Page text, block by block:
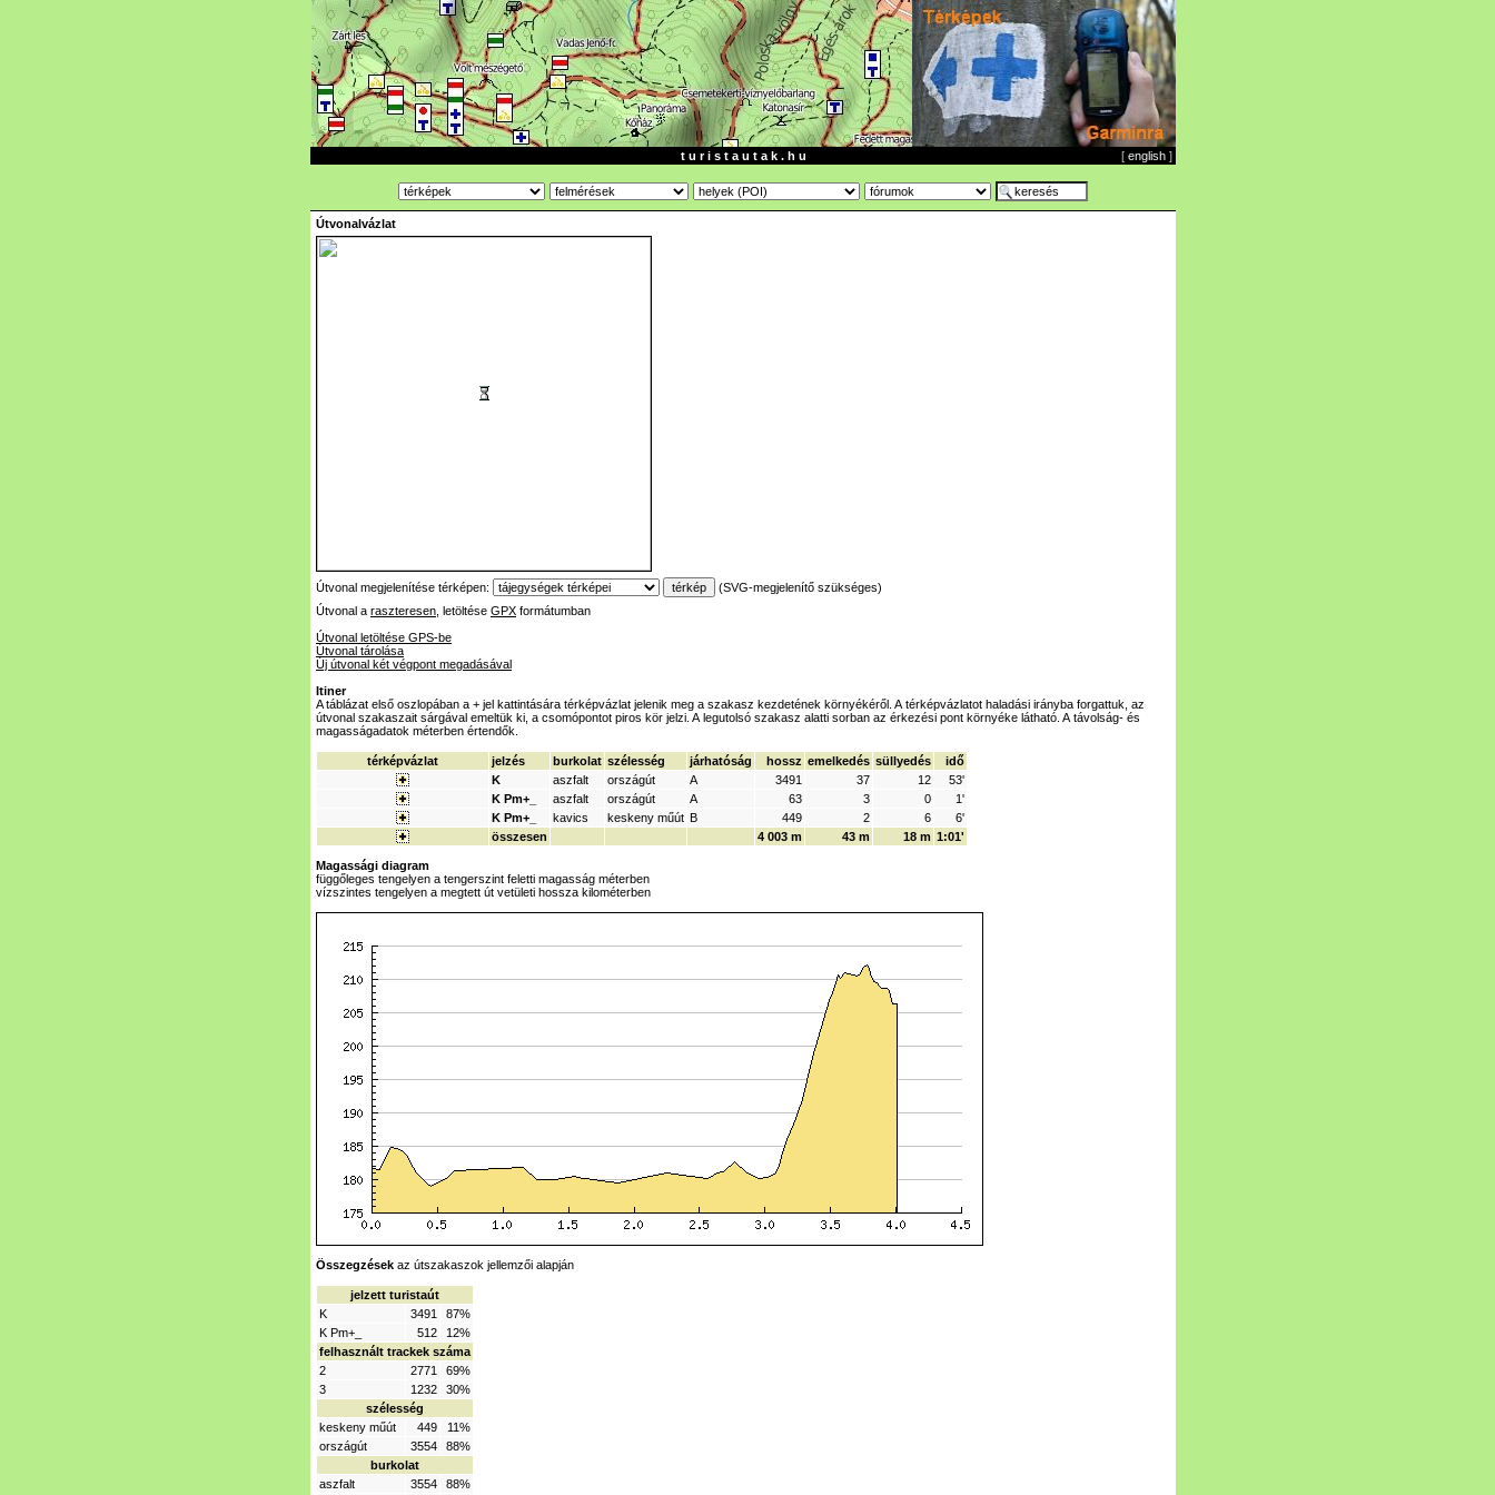
t u r i s t a u t a k . h u [ english ]
Útvonalvázlat
Útvonal megjelenítése térképen:
(SVG-megjelenítő szükséges)
Útvonal a raszteresen , letöltése GPX formátumban
Útvonal letöltése GPS-be
Útvonal tárolása
Új útvonal két végpont megadásával
Itiner
A táblázat első oszlopában a + jel kattintására térképvázlat jelenik meg a szakasz kezdetének környékéről. A térképvázlatot haladási irányba forgattuk, az
útvonal szakaszait sárgával emeltük ki, a csomópontot piros kör jelzi. A legutolsó szakasz alatti sorban az érkezési pont környéke látható. A távolság- és
magasságadatok méterben értendők.
térképvázlat jelzés burkolat szélesség járhatóság hossz emelkedés süllyedés
idő
K
aszfalt országút A 3491 37 12
53'
K Pm+_
aszfalt országút A 63 3 0
1'
K Pm+_
kavics keskeny műút B 449 2 6
6'
összesen
4 003 m 43 m 18 m 1:01'
Magassági diagram
függőleges tengelyen a tengerszint feletti magasság méterben
vízszintes tengelyen a megtett út vetületi hossza kilométerben
Összegzések az útszakaszok jellemzői alapján
jelzett turistaút
K
3491
87%
K Pm+_
512
12%
felhasznált trackek száma
2
2771
69%
3
1232
30%
szélesség
keskeny műút
449
11%
országút
3554
88%
burkolat
aszfalt
3554 88%